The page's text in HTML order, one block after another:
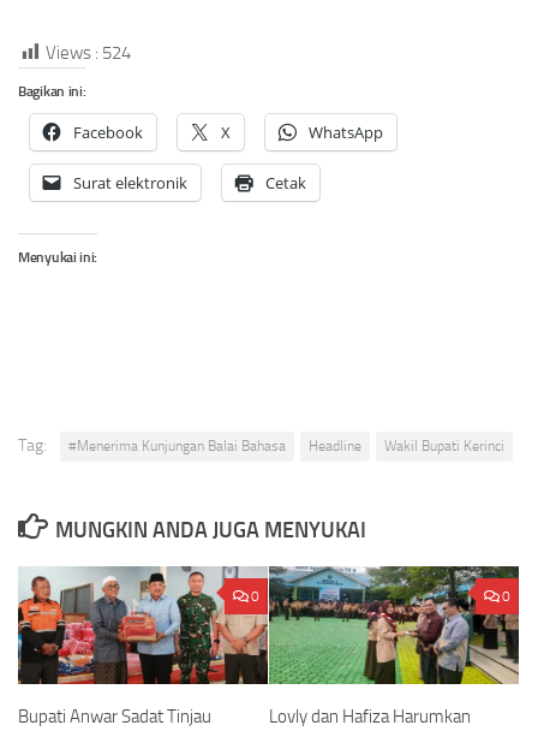
Views : 524
Bagikan ini:
Facebook X WhatsApp
Surat elektronik Cetak
Menyukai ini:
Tag: #Menerima Kunjungan Balai Bahasa Headline Wakil Bupati Kerinci
MUNGKIN ANDA JUGA MENYUKAI
0
Bupati Anwar Sadat Tinjau
0
Lovly dan Hafiza Harumkan